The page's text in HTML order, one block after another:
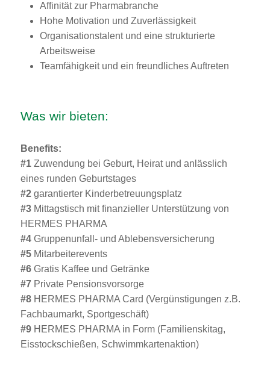
Affinität zur Pharmabranche
Hohe Motivation und Zuverlässigkeit
Organisationstalent und eine strukturierte
Arbeitsweise
Teamfähigkeit und ein freundliches Auftreten
Was wir bieten:
Benefits:
#1 Zuwendung bei Geburt, Heirat und anlässlich
eines runden Geburtstages
#2 garantierter Kinderbetreuungsplatz
#3 Mittagstisch mit finanzieller Unterstützung von
HERMES PHARMA
#4 Gruppenunfall- und Ablebensversicherung
#5 Mitarbeiterevents
#6 Gratis Kaffee und Getränke
#7 Private Pensionsvorsorge
#8 HERMES PHARMA Card (Vergünstigungen z.B.
Fachbaumarkt, Sportgeschäft)
#9 HERMES PHARMA in Form (Familienskitag,
Eisstockschießen, Schwimmkartenaktion)